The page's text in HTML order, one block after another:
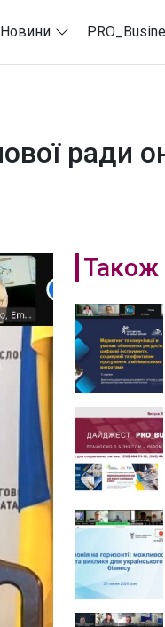
Новини
ради
Також